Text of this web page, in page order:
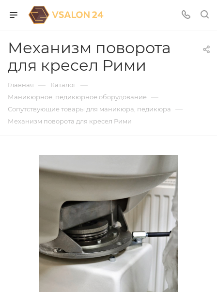
Механизм поворота
для кресел Рими
Главная — Каталог —
Маникюрное, педикюрное оборудование —
Сопутствующие товары для маникюра, педикюра —
Механизм поворота для кресел Рими